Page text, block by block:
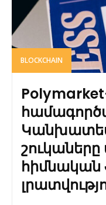
BLOCKCHAIN
շուկաները